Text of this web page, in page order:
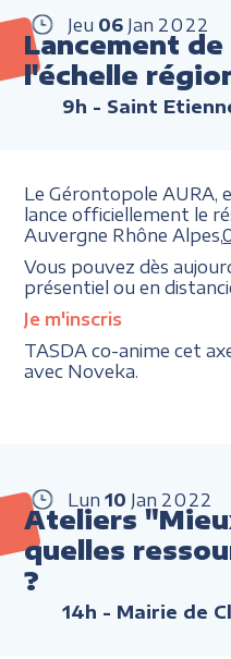
Jeu 06 Jan 2022
Lancement de
l'échelle
9h - Saint
Le Gérontopole AURA,
lance officiellement le
Auvergne Rhône Alpes,
Vous pouvez dès
présentiel ou en
Je m'inscris
TASDA co-anime cet
avec Noveka.
Lun 10 Jan 2022
Ateliers
quelles
?
14h - Mairie de